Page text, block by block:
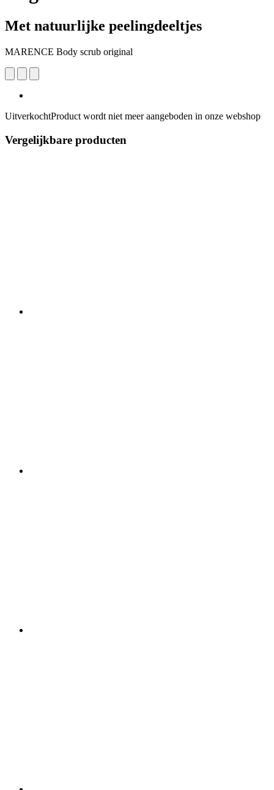
Met natuurlijke peelingdeeltjes
MARENCE Body scrub original
UitverkochtProduct wordt niet meer aangeboden in onze webshop
Vergelijkbare producten